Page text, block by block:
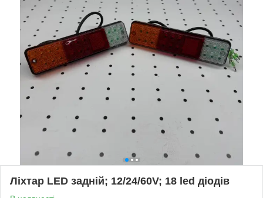
Ліхтар LED задній; 12/24/60V; 18 led діодів